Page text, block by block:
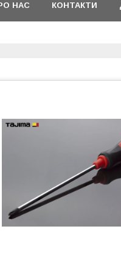
НАС КОНТАКТИ